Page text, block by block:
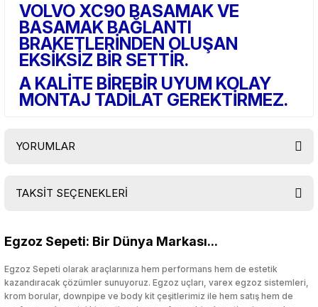
VOLVO XC90 BASAMAK VE
BASAMAK BAĞLANTI
BRAKETLERİNDEN OLUŞAN
EKSİKSİZ BİR SETTİR.
A KALİTE BİREBİR UYUM KOLAY
MONTAJ TADİLAT GEREKTİRMEZ.
YORUMLAR
TAKSİT SEÇENEKLERİ
Egzoz Sepeti: Bir Dünya Markası...
Egzoz Sepeti olarak araçlarınıza hem performans hem de estetik
kazandıracak çözümler sunuyoruz. Egzoz uçları, varex egzoz sistemleri,
krom borular, downpipe ve body kit çeşitlerimiz ile hem satış hem de